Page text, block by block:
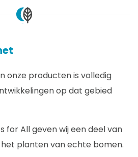
onze producten is volledig
op dat gebied
for All geven wij een deel van
planten van echte bomen.